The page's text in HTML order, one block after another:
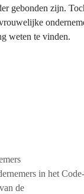
gebonden zijn.
weten te vinden.
in het
de